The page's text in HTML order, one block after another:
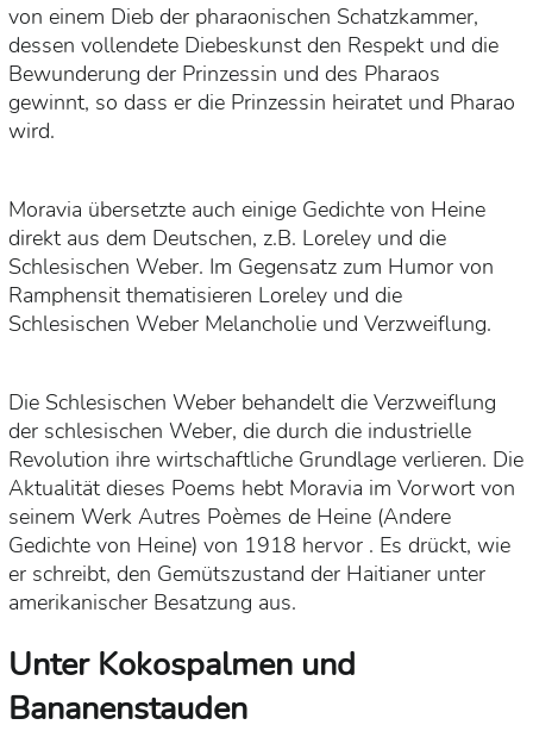
von einem Dieb der pharaonischen Schatzkammer,
dessen vollendete Diebeskunst den Respekt und die
Bewunderung der Prinzessin und des Pharaos
gewinnt, so dass er die Prinzessin heiratet und Pharao
wird.
Moravia übersetzte auch einige Gedichte von Heine
direkt aus dem Deutschen, z.B. Loreley und die
Schlesischen Weber. Im Gegensatz zum Humor von
Ramphensit thematisieren Loreley und die
Schlesischen Weber Melancholie und Verzweiflung.
Die Schlesischen Weber behandelt die Verzweiflung
der schlesischen Weber, die durch die industrielle
Revolution ihre wirtschaftliche Grundlage verlieren. Die
Aktualität dieses Poems hebt Moravia im Vorwort von
seinem Werk Autres Poèmes de Heine (Andere
Gedichte von Heine) von 1918 hervor . Es drückt, wie
er schreibt, den Gemütszustand der Haitianer unter
amerikanischer Besatzung aus.
Unter Kokospalmen und
Bananenstauden